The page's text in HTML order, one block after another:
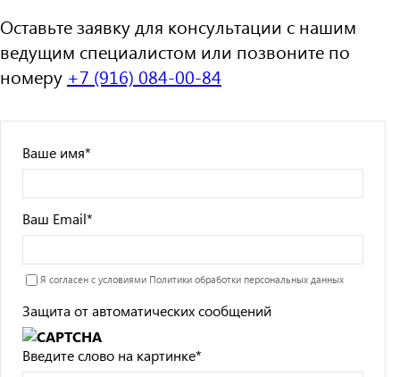
Оставьте заявку для консультации с нашим
ведущим специалистом или позвоните по
номеру +7 (916) 084-00-84
Ваше имя*
Ваш Email*
Я согласен с условиями Политики обработки персональных данных
Защита от автоматических сообщений
Введите слово на картинке*